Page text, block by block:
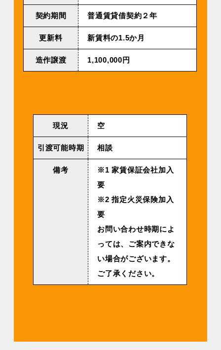
契約期間 普通賃貸借契約２年
更新料 新賃料の1.5か月
造作譲渡 1,100,000円
現況 空
引渡可能時期 相談
備考
※1 家賃保証会社加入
要
※2 指定火災保険加入
要
お問い合わせ時期によ
っては、ご案内できな
い場合がございます。
ご了承ください。